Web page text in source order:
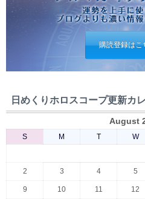
購読登録はこ
日めくりホロスコープ更新カ
August
S M T W
2 3 4 5
9 10 11 12